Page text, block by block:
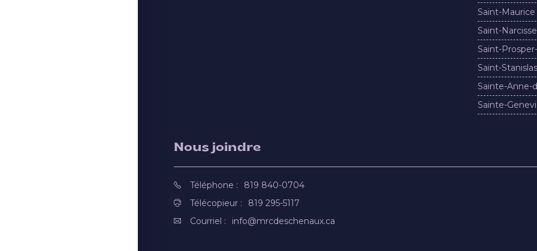
Saint-Maurice
Saint-Narcisse
Saint-
Saint-Stanislas
Sainte-Anne-
Sainte-
Nous joindre
Téléphone :
819 840-0704
Télécopieur :
819 295-5117
Courriel :
info@mrcdeschenaux.ca